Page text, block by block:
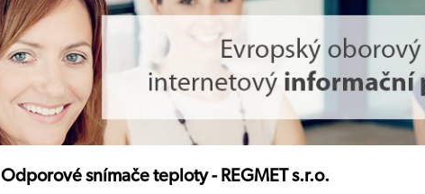
Odporové snímače teploty - REGMET s.r.o.